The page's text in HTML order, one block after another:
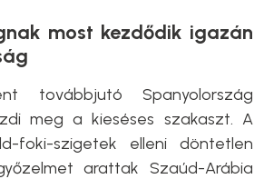
most kezdődik igazán
továbbjutó Spanyolország
meg a kieséses szakaszt. A
foki-szigetek elleni döntetlen
arattak Szaúd-Arábia